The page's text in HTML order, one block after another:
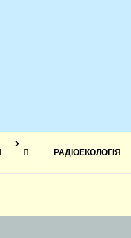
РАДІОЕКОЛОГІЯ